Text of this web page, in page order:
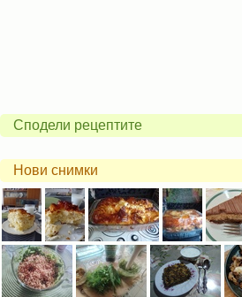
Сподели рецептите
Нови снимки